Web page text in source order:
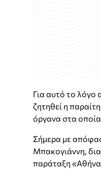
Για αυτό το λόγο
ζητηθεί η
όργανα στα οποία
Σήμερα με
Μπακογιάννη,
παράταξη